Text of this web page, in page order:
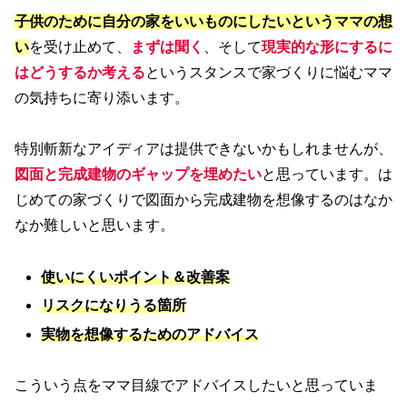
子供のために自分の家をいいものにしたいというママの想
いを受け止めて、 まずは聞く 、そして現実的な形にするに
はどうするか考えるというスタンスで家づくりに悩むママ
の気持ちに寄り添います。
特別斬新なアイディアは提供できないかもしれませんが、
図面と完成建物のギャップを埋めたいと思っています。は
じめての家づくりで図面から完成建物を想像するのはなか
なか難しいと思います。
使いにくいポイント＆改善案
リスクになりうる箇所
実物を想像するためのアドバイス
こういう点をママ目線でアドバイスしたいと思っていま